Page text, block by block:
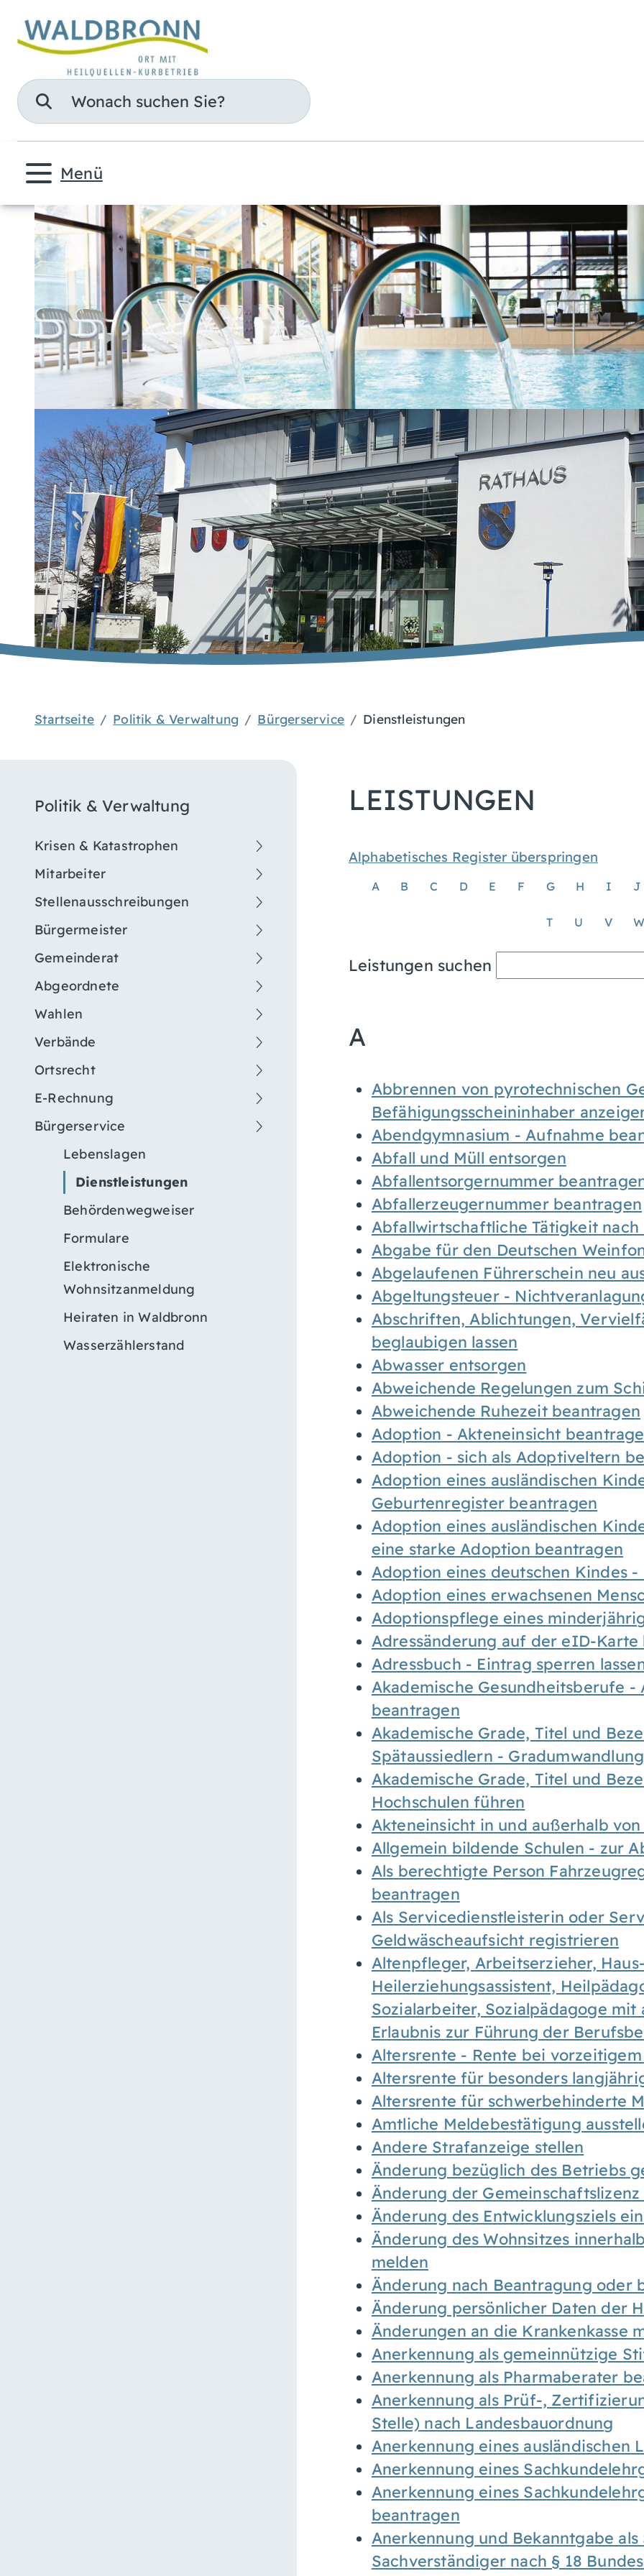
Suche
Menü
Startseite Politik & Verwaltung Bürgerservice Dienstleistungen
Politik & Verwaltung
Krisen & Katastrophen
Mitarbeiter
Stellenausschreibungen
Bürgermeister
Gemeinderat
Abgeordnete
Wahlen
Verbände
Ortsrecht
E-Rechnung
Bürgerservice
Lebenslagen
Dienstleistungen
Behördenwegweiser
Formulare
Elektronische
Wohnsitzanmeldung
Heiraten in Waldbronn
Wasserzählerstand
LEISTUNGEN
Alphabetisches Register überspringen
A B C D E F G H I J
T U V W
Leistungen suchen
A
Abbrennen von pyrotechnischen
Befähigungsscheininhaber
Abendgymnasium - Aufnahme
Abfall und Müll entsorgen
Abfallentsorgernummer
Abfallerzeugernummer beantragen
Abfallwirtschaftliche Tätigkeit
Abgabe für den Deutschen
Abgelaufenen Führerschein neu
Abgeltungsteuer -
Abschriften, Ablichtungen,
beglaubigen lassen
Abwasser entsorgen
Abweichende Regelungen zum
Abweichende Ruhezeit beantragen
Adoption - Akteneinsicht
Adoption - sich als Adoptiveltern
Adoption eines ausländischen
Geburtenregister beantragen
Adoption eines ausländischen
eine starke Adoption beantragen
Adoption eines deutschen Kindes
Adoption eines erwachsenen
Adoptionspflege eines
Adressänderung auf der eID-Karte
Adressbuch - Eintrag sperren
Akademische Gesundheitsberufe
beantragen
Akademische Grade, Titel und
Spätaussiedlern -
Akademische Grade, Titel und
Hochschulen führen
Akteneinsicht in und außerhalb
Allgemein bildende Schulen - zur
Als berechtigte Person
beantragen
Als Servicedienstleisterin oder
Geldwäscheaufsicht registrieren
Altenpfleger, Arbeitserzieher,
Heilerziehungsassistent,
Sozialarbeiter, Sozialpädagoge
Erlaubnis zur Führung der
Altersrente - Rente bei
Altersrente für besonders
Altersrente für schwerbehinderte
Amtliche Meldebestätigung
Andere Strafanzeige stellen
Änderung bezüglich des Betriebs
Änderung der
Änderung des Entwicklungsziels
Änderung des Wohnsitzes
melden
Änderung nach Beantragung oder
Änderung persönlicher Daten der
Änderungen an die Krankenkasse
Anerkennung als gemeinnützige
Anerkennung als Pharmaberater
Anerkennung als Prüf-,
Stelle) nach Landesbauordnung
Anerkennung eines ausländischen
Anerkennung eines
Anerkennung eines
beantragen
Anerkennung und Bekanntgabe
Sachverständiger nach § 18